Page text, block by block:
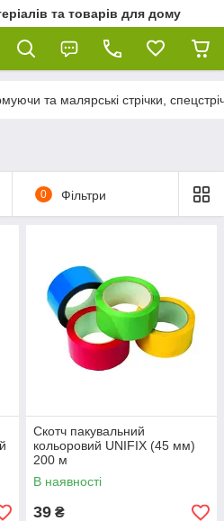
та товарів для дому
та малярські стрічки,
0 Фільтри
Скотч пакувальний
кольоровий UNIFIX (45 мм)
200 м
В наявності
39 ₴